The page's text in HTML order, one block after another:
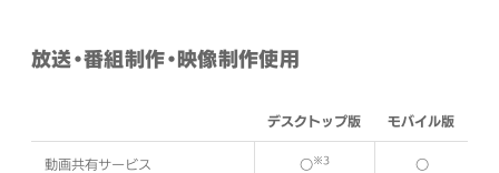
放送・番組制作・映像制作使用
デスクトップ版 モバイル版
動画共有サービス ○※3 ○